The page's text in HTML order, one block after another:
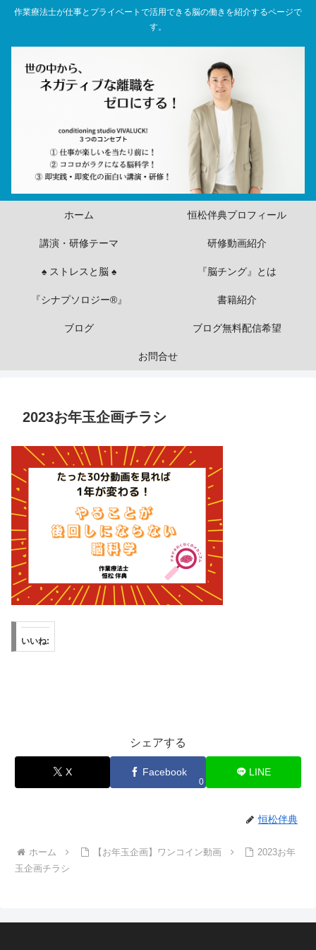
作業療法士が仕事とプライベートで活用できる脳の働きを紹介するページで
す。
ホーム 恒松伴典プロフィール
講演・研修テーマ 研修動画紹介
♠ ストレスと脳 ♠ 『脳チング』とは
『シナプソロジー®』 書籍紹介
ブログ ブログ無料配信希望
お問合せ
2023お年玉企画チラシ
いいね:
シェアする
X Facebook
0
LINE
恒松伴典
ホーム 【お年玉企画】ワンコイン動画
2023お年
玉企画チラシ